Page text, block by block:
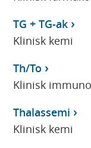
TG + TG-ak
Klinisk kemi
Th/To
Klinisk
Thalassemi
Klinisk kemi